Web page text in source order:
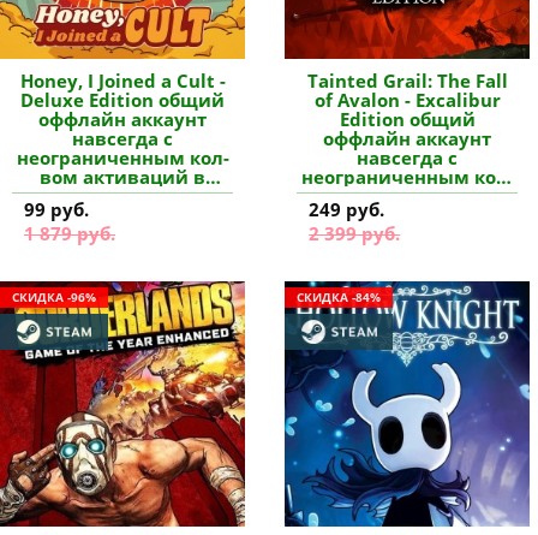
Honey, I Joined a Cult -
Deluxe Edition общий
оффлайн аккаунт
навсегда с
неограниченным кол-
вом активаций в
Steam купить
99 руб.
1 879 руб.
Tainted Grail: The Fall
of Avalon - Excalibur
Edition общий
оффлайн аккаунт
навсегда с
неограниченным кол-
вом активаций в
Steam купить
249 руб.
2 399 руб.
СКИДКА -96% СКИДКА -84%